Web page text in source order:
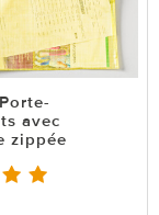
avec
zippée